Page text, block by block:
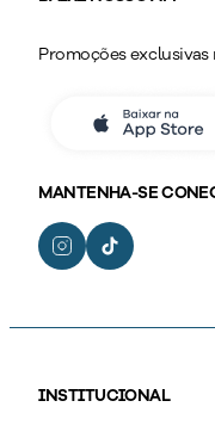
Promoções
MANTENHA-SE
INSTITUCIONAL